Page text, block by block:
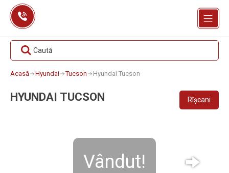
Skip
content
Caută
Acasă Hyundai Tucson Hyundai Tucson
HYUNDAI TUCSON Rîșcani
Vândut!